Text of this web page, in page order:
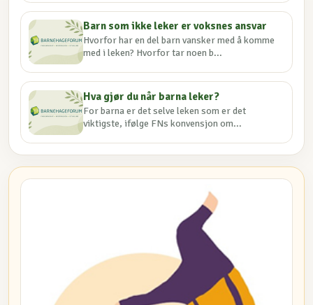
Barn som ikke leker er voksnes ansvar
Hvorfor har en del barn vansker med å komme
med i leken? Hvorfor tar noen b...
Hva gjør du når barna leker?
For barna er det selve leken som er det
viktigste, ifølge FNs konvensjon om...